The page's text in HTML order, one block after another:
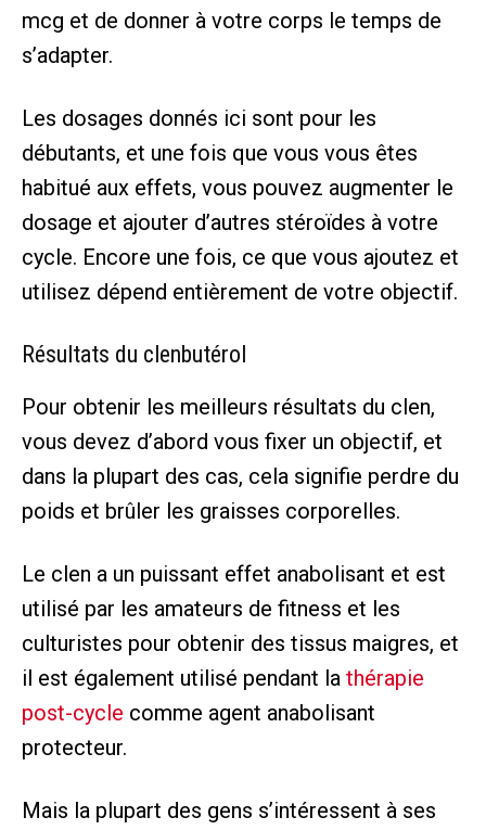
mcg et de donner à votre corps le temps de
s’adapter.
Les dosages donnés ici sont pour les
débutants, et une fois que vous vous êtes
habitué aux effets, vous pouvez augmenter le
dosage et ajouter d’autres stéroïdes à votre
cycle. Encore une fois, ce que vous ajoutez et
utilisez dépend entièrement de votre objectif.
Résultats du clenbutérol
Pour obtenir les meilleurs résultats du clen,
vous devez d’abord vous fixer un objectif, et
dans la plupart des cas, cela signifie perdre du
poids et brûler les graisses corporelles.
Le clen a un puissant effet anabolisant et est
utilisé par les amateurs de fitness et les
culturistes pour obtenir des tissus maigres, et
il est également utilisé pendant la thérapie
post-cycle comme agent anabolisant
protecteur.
Mais la plupart des gens s’intéressent à ses